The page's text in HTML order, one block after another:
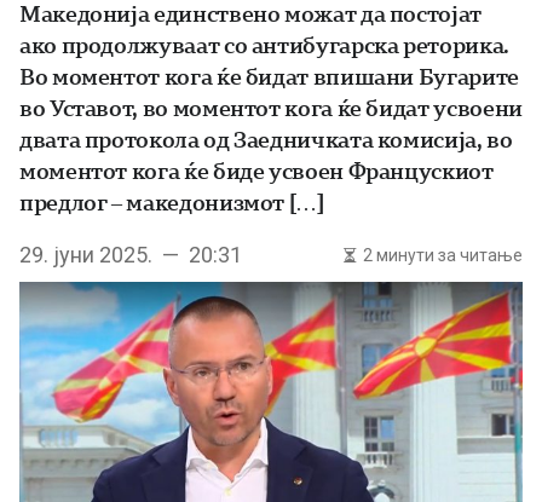
Македонија единствено можат да постојат
ако продолжуваат со антибугарска реторика.
Во моментот кога ќе бидат впишани Бугарите
во Уставот, во моментот кога ќе бидат усвоени
двата протокола од Заедничката комисија, во
моментот кога ќе биде усвоен Францускиот
предлог – македонизмот […]
29. јуни 2025. — 20:31 2 минути за читање